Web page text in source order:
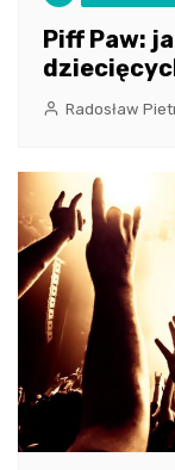
Piff Paw:
Radosław